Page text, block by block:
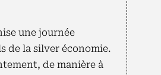
une journée
de la silver économie.
de manière à